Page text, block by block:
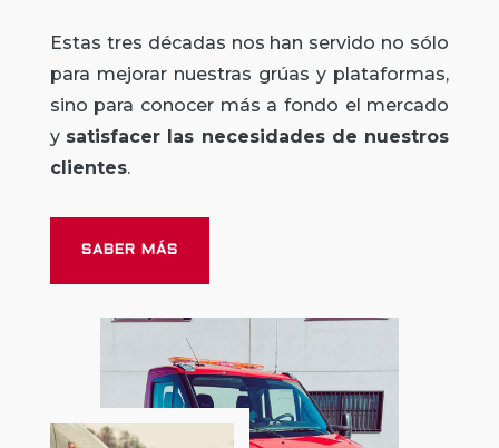
Estas tres décadas nos han servido no sólo
para mejorar nuestras grúas y plataformas,
sino para conocer más a fondo el mercado
y satisfacer las necesidades de nuestros
clientes.
SABER MÁS